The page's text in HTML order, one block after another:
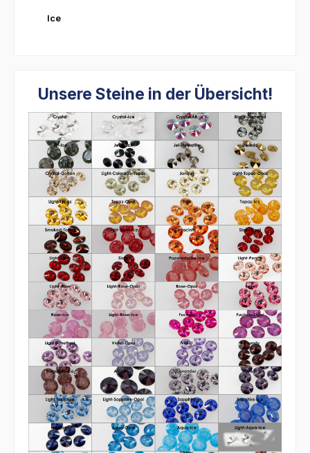
Ice
Unsere Steine in der Übersicht!